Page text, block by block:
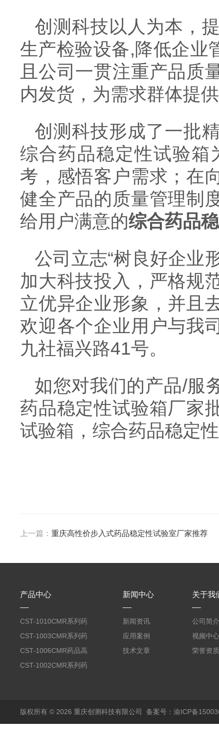
创测科技以人为本，
生产检验设备,降低企业
且公司一贯注重产品质
内发货，为需求群体提
创测科技形成了一批
综合药品稳定性试验箱
考，感悟客户需求；在
健全产品的质量管理制
给用户满意的综合药品
公司立志“树良好企业
加大科技投入，严格规
立优异企业形象，并且
欢迎各个企业用户与我
九社福兴路41号。
如您对我们的产品/服
药品稳定性试验箱厂家
试验箱，综合药品稳定
上一篇： 重庆高性价步入式药品稳定性试验室厂家推荐
产品中心
CST-1010CMR系列药
品高温试验箱
CST-1003CMR系列药
品高温试验箱
CST-1006CMR药品高
温试验箱
CST-1002CMR系列药
新闻中心
新闻资讯
应用案例
技术文章
关于我
公司简介
视频中心
荣誉资质
版权所有 © 2026 重庆创测科技有限公司 备案号：渝ICP备